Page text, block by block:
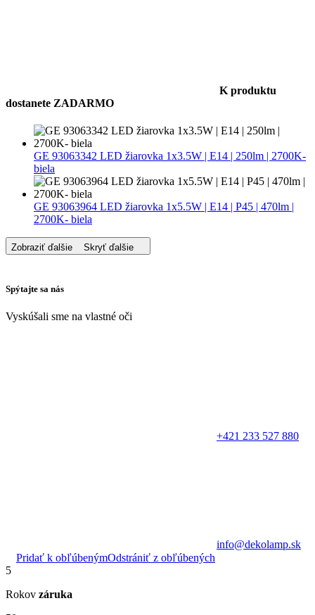
K produktu
dostanete ZADARMO
GE 93063342 LED žiarovka 1x3.5W | E14 | 250lm | 2700K-
biela
GE 93063964 LED žiarovka 1x5.5W | E14 | P45 | 470lm |
2700K- biela
Zobraziť ďalšie Skryť ďalšie
Spýtajte sa nás
Vyskúšali sme na vlastné oči
+421 233 527 880
info@dekolamp.sk
Pridať k obľúbenýmOdstrániť z obľúbených
5
Rokov záruka